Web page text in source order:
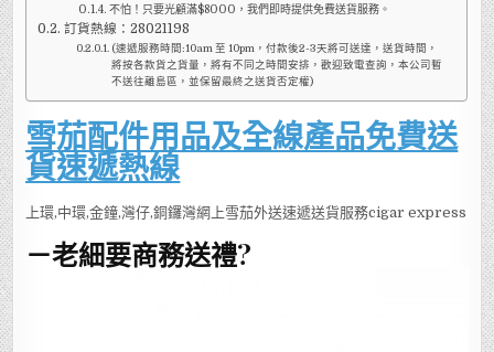
不怕！只要光顧滿$8000，我們即時提供免費送貨服務。
訂貨熱線：28021198
(速遞服務時間:10am 至 10pm，付款後2-3天將可送達，送貨時間，
將按各款貨之貨量，將有不同之時間安排，歡迎致電查詢，本公司暫
不送往離島區，並保留最終之送貨否定權)
雪茄配件用品及全線產品免費送
貨速遞熱線
上環,中環,金鐘,灣仔,銅鑼灣網上雪茄外送速遞送貨服務cigar express
－老細要商務送禮?